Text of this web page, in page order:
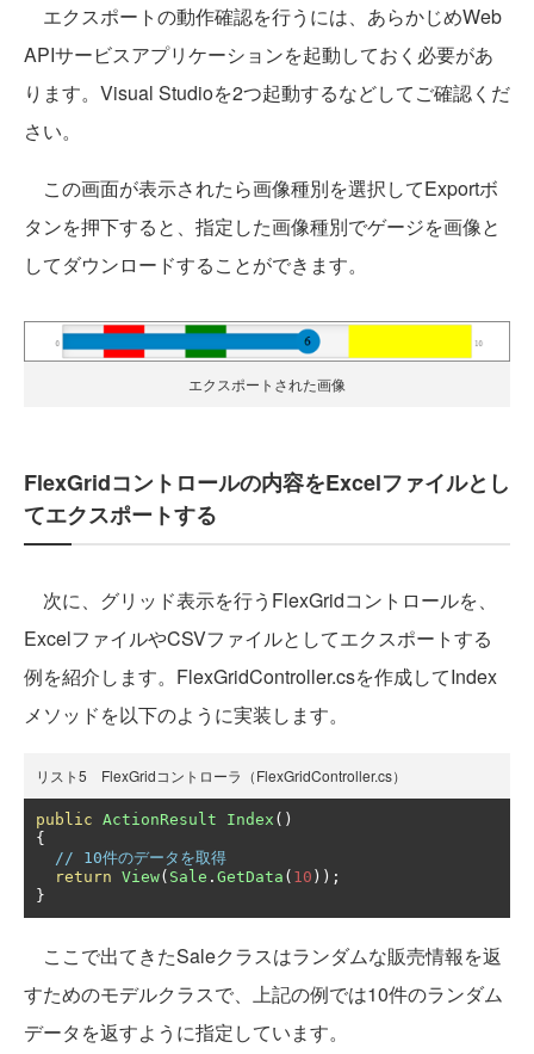
エクスポートの動作確認を行うには、あらかじめWeb
APIサービスアプリケーションを起動しておく必要があ
ります。Visual Studioを2つ起動するなどしてご確認くだ
さい。
この画面が表示されたら画像種別を選択してExportボ
タンを押下すると、指定した画像種別でゲージを画像と
してダウンロードすることができます。
エクスポートされた画像
FlexGridコントロールの内容をExcelファイルとし
てエクスポートする
次に、グリッド表示を行うFlexGridコントロールを、
ExcelファイルやCSVファイルとしてエクスポートする
例を紹介します。FlexGridController.csを作成してIndex
メソッドを以下のように実装します。
リスト5 FlexGridコントローラ（FlexGridController.cs）
public ActionResult Index ()
{
// 10件のデータを取得
return View( Sale . GetData ( 10 ));
}
ここで出てきたSaleクラスはランダムな販売情報を返
すためのモデルクラスで、上記の例では10件のランダム
データを返すように指定しています。